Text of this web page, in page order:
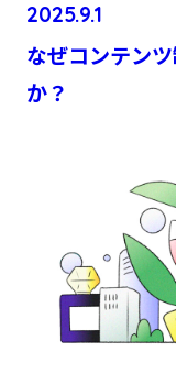
2025.9.1
なぜコンテン
か？